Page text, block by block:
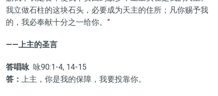
我立做石柱的这块石头，必要成为天主的住所；凡你赐予我
的，我必奉献十分之一给你。”
——上主的圣言
答唱咏咏90:1-4, 14-15
答： 上主，你是我的保障，我要投靠你。